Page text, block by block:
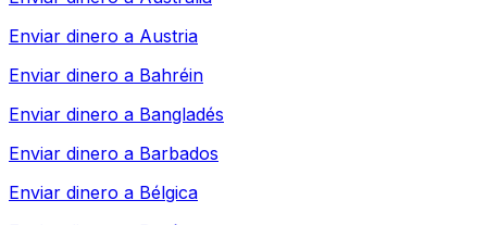
Enviar dinero a Austria
Enviar dinero a Bahréin
Enviar dinero a Bangladés
Enviar dinero a Barbados
Enviar dinero a Bélgica